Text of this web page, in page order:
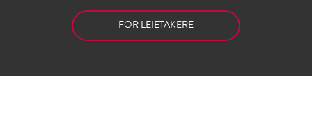
FOR LEIETAKERE